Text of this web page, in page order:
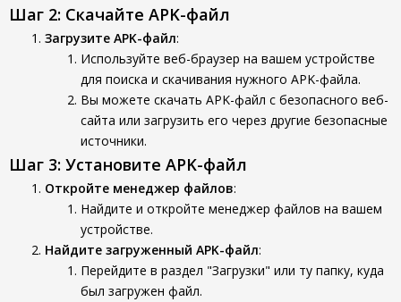
Шаг 2: Скачайте APK-файл
Загрузите APK-файл:
Используйте веб-браузер на вашем устройстве
для поиска и скачивания нужного APK-файла.
Вы можете скачать APK-файл с безопасного веб-
сайта или загрузить его через другие безопасные
источники.
Шаг 3: Установите APK-файл
Откройте менеджер файлов:
Найдите и откройте менеджер файлов на вашем
устройстве.
Найдите загруженный APK-файл:
Перейдите в раздел "Загрузки" или ту папку, куда
был загружен файл.